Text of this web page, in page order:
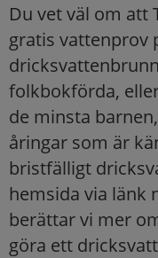
Du vet väl om att
gratis vattenprov
folkbokförda,
de minsta
åringar som är
bristfälligt
hemsida via länk
berättar vi mer
göra ett